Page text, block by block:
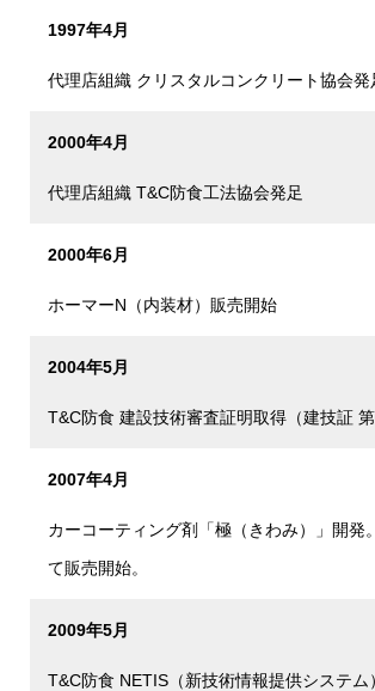
1997年4月
代理店組織 クリスタルコンクリート協会発
2000年4月
代理店組織 T&C防食工法協会発足
2000年6月
ホーマーN（内装材）販売開始
2004年5月
T&C防食 建設技術審査証明取得（建技証 第
2007年4月
カーコーティング剤「極（きわみ）」開発
て販売開始。
2009年5月
T&C防食 NETIS（新技術情報提供システム